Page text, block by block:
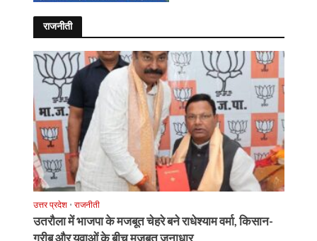
राजनीती
उत्तर प्रदेश • राजनीती
उतरौला में भाजपा के मजबूत चेहरे बने राधेश्याम वर्मा, किसान-
गरीब और युवाओं के बीच मजबूत जनाधार